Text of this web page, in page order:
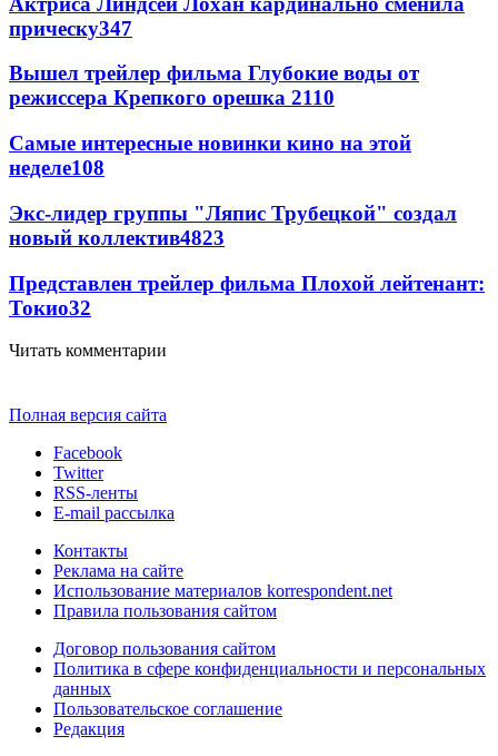
прическу347
Вышел трейлер фильма Глубокие воды от
режиссера Крепкого орешка 2110
Самые интересные новинки кино на этой
неделе108
Экс-лидер группы "Ляпис Трубецкой" создал
новый коллектив4823
Представлен трейлер фильма Плохой лейтенант:
Токио32
Читать комментарии
Полная версия сайта
Facebook
Twitter
RSS-ленты
E-mail рассылка
Контакты
Реклама на сайте
Использование материалов korrespondent.net
Правила пользования сайтом
Договор пользования сайтом
Политика в сфере конфиденциальности и персональных
данных
Пользовательское соглашение
Редакция